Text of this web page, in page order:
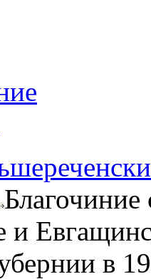
Благочиние
и
в